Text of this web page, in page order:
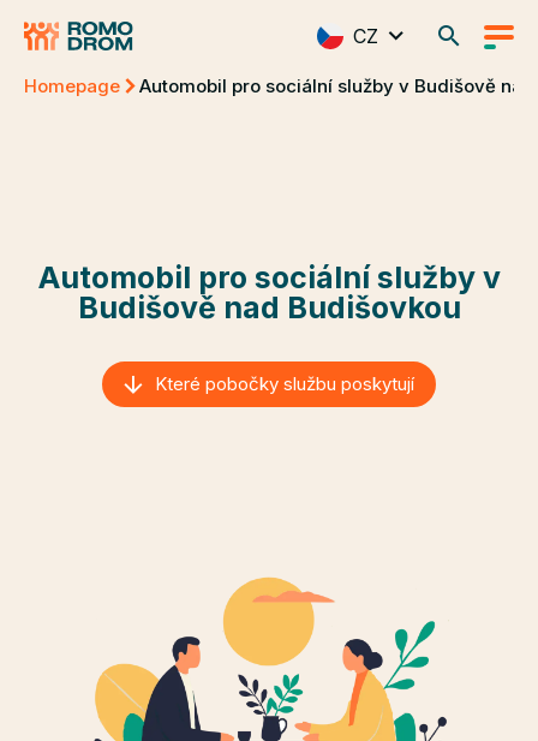
CZ
Homepage Automobil pro sociální služby v Budišově
Automobil pro sociální služby v
Budišově nad Budišovkou
Které pobočky službu poskytují